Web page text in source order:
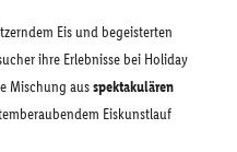
Eis und begeisterten
ihre Erlebnisse bei Holiday
Mischung ausspektakulären
Eiskunstlauf